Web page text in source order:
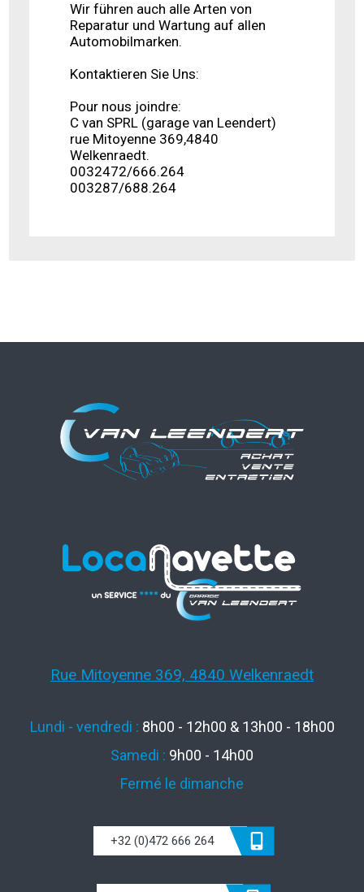
Wir führen auch alle Arten von
Reparatur und Wartung auf allen
Automobilmarken.
Kontaktieren Sie Uns:
Pour nous joindre:
C van SPRL (garage van Leendert)
rue Mitoyenne 369,4840
Welkenraedt.
0032472/666.264
003287/688.264
Rue Mitoyenne 369, 4840 Welkenraedt
Lundi - vendredi : 8h00 - 12h00 & 13h00 - 18h00
Samedi : 9h00 - 14h00
Fermé le dimanche
+32 (0)472 666 264